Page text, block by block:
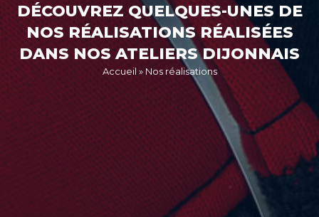
DÉCOUVREZ QUELQUES-UNES DE
NOS RÉALISATIONS RÉALISÉES
DANS NOS ATELIERS DIJONNAIS
Accueil »Nos réalisations